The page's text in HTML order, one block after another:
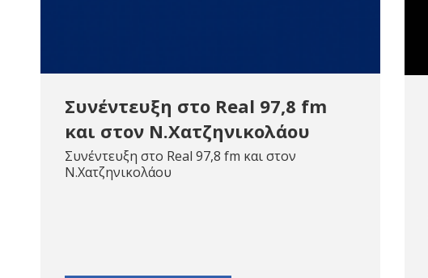
Συνέντευξη στο Real 97,8 fm
και στον Ν.Χατζηνικολάου
Συνέντευξη στο Real 97,8 fm και στον
Ν.Χατζηνικολάου